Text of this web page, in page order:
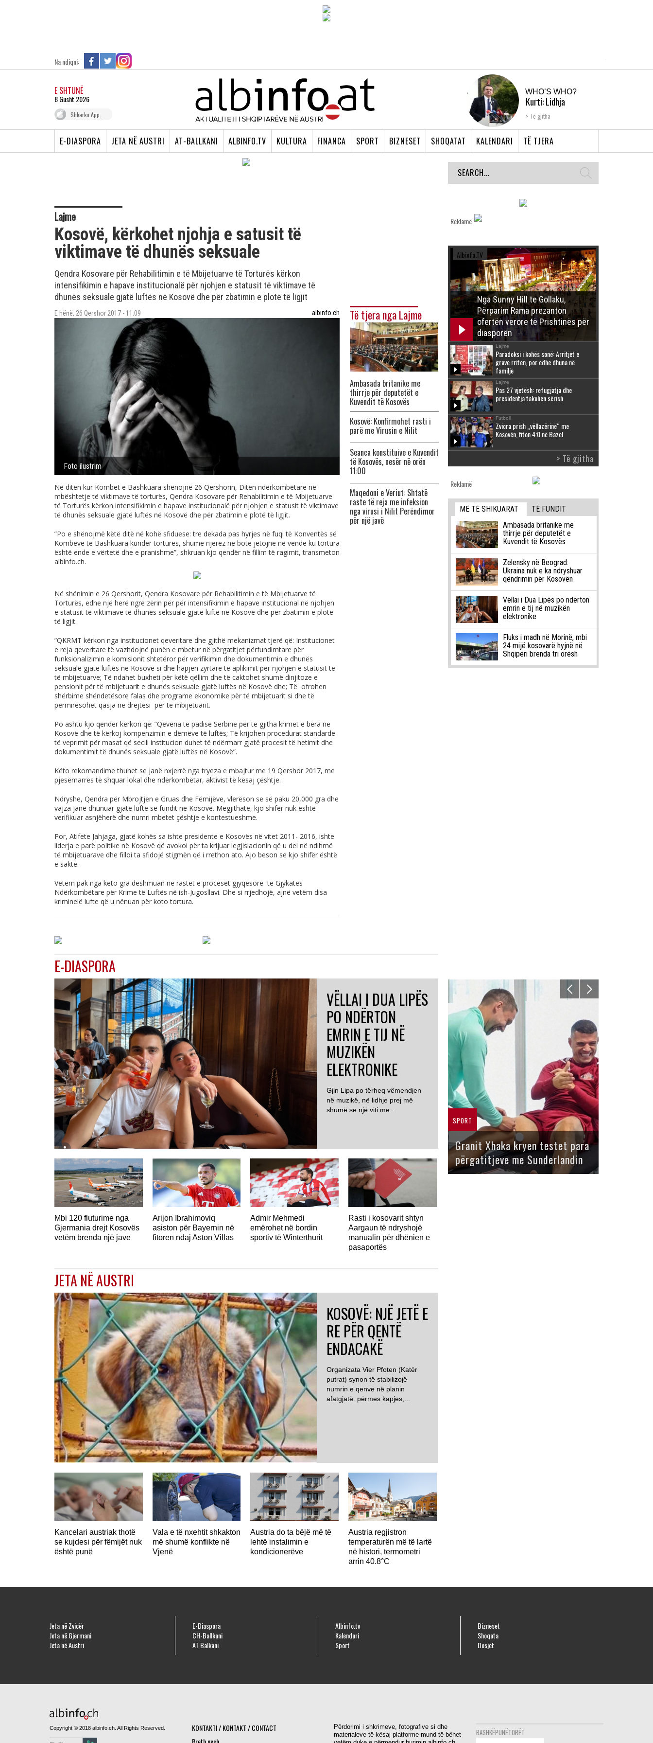
Na ndiqni:
E SHTUNË
8 Gusht 2026
Shkarko App..
WHO’S WHO?
Kurti: Lidhja
Shqiptare e Prizrenit,
Të gjitha
E-DIASPORA JETA NË AUSTRI AT-BALLKANI ALBINFO.TV KULTURA FINANCA SPORT BIZNESET SHOQATAT KALENDARI TË TJERA
Lajme
Kosovë, kërkohet njohja e satusit të
viktimave të dhunës seksuale
Qendra Kosovare për Rehabilitimin e të Mbijetuarve të Torturës kërkon
intensifikimin e hapave institucionalë për njohjen e statusit të viktimave të
dhunës seksuale gjatë luftës në Kosovë dhe për zbatimin e plotë të ligjit
E hënë, 26 Qershor 2017 - 11:09 albinfo.ch
Foto ilustrim
Në ditën kur Kombet e Bashkuara shënojnë 26 Qershorin, Ditën ndërkombëtare në
mbështetje të viktimave të torturës, Qendra Kosovare për Rehabilitimin e të Mbijetuarve
të Torturës kërkon intensifikimin e hapave institucionalë për njohjen e statusit të viktimave
të dhunës seksuale gjatë luftës në Kosovë dhe për zbatimin e plotë të ligjit.
”Po e shënojmë këtë ditë në kohë sfiduese: tre dekada pas hyrjes në fuqi të Konventës së
Kombeve të Bashkuara kundër torturës, shumë njerëz në botë jetojnë në vende ku tortura
është ende e vërtetë dhe e pranishme”, shkruan kjo qendër në fillim të ragimit, transmeton
albinfo.ch.
Në shënimin e 26 Qershorit, Qendra Kosovare për Rehabilitimin e të Mbijetuarve të
Torturës, edhe një herë ngre zërin për për intensifikimin e hapave institucional në njohjen
e statusit të viktimave të dhunës seksuale gjatë luftë në Kosovë dhe për zbatimin e plotë
të ligjit.
”QKRMT kërkon nga institucionet qeveritare dhe gjithë mekanizmat tjerë që: Institucionet
e reja qeveritare të vazhdojnë punën e mbetur në përgatitjet përfundimtare për
funksionalizimin e komisionit shtetëror për verifikimin dhe dokumentimin e dhunës
seksuale gjatë luftës në Kosovë si dhe hapjen zyrtare të aplikimit për njohjen e statusit të
të mbijetuarve; Të ndahet buxheti për këtë qëllim dhe të caktohet shumë dinjitoze e
pensionit për të mbijetuarit e dhunës seksuale gjatë luftës në Kosovë dhe; Të ofrohen
shërbime shëndetësore falas dhe programe ekonomike për të mbijetuarit si dhe të
përmirësohet qasja në drejtësi për të mbijetuarit.
Po ashtu kjo qendër kërkon që: ”Qeveria të padisë Serbinë për të gjitha krimet e bëra në
Kosovë dhe të kërkoj kompenzimin e dëmëve të luftës; Të krijohen procedurat standarde
të veprimit për masat që secili institucion duhet të ndërmarr gjatë procesit të hetimit dhe
dokumentimit të dhunës seksuale gjatë luftës në Kosovë”.
Këto rekomandime thuhet se janë nxjerrë nga tryeza e mbajtur me 19 Qershor 2017, me
pjesëmarrës të shquar lokal dhe ndërkombëtar, aktivist të kësaj çështje.
Ndryshe, Qendra për Mbrojtjen e Gruas dhe Fëmijëve, vlerëson se së paku 20,000 gra dhe
vajza janë dhunuar gjatë luftë së fundit në Kosovë. Megjithatë, kjo shifër nuk është
verifikuar asnjëherë dhe numri mbetet çështje e kontestueshme.
Por, Atifete Jahjaga, gjatë kohës sa ishte presidente e Kosovës në vitet 2011- 2016, ishte
liderja e parë politike në Kosovë që avokoi për ta krijuar legjislacionin që u del në ndihmë
të mbijetuarave dhe filloi ta sfidojë stigmën që i rrethon ato. Ajo beson se kjo shifër është
e saktë.
Vetëm pak nga këto gra dëshmuan në rastet e proceset gjyqësore të Gjykatës
Ndërkombëtare për Krime të Luftës në ish-Jugosllavi. Dhe si rrjedhojë, ajnë vetëm disa
kriminelë lufte që u nënuan për koto tortura.
Të tjera nga Lajme
Ambasada britanike me
thirrje për deputetët e
Kuvendit të Kosovës
Kosovë: Konfirmohet rasti i
parë me Virusin e Nilit
Seanca konstituive e Kuvendit
të Kosovës, nesër në orën
11:00
Maqedoni e Veriut: Shtatë
raste të reja me infeksion
nga virusi i Nilit Perëndimor
për një javë
E-DIASPORA
VËLLAI I DUA LIPËS
PO NDËRTON
EMRIN E TIJ NË
MUZIKËN
ELEKTRONIKE
Gjin Lipa po tërheq vëmendjen
në muzikë, në lidhje prej më
shumë se një viti me...
GJERMANI
Mbi 120 fluturime nga
Gjermania drejt Kosovës
vetëm brenda një jave
Arijon Ibrahimoviq
asiston për Bayernin në
fitoren ndaj Aston Villas
ZVICËR
Admir Mehmedi
emërohet në bordin
sportiv të Winterthurit
Rasti i kosovarit shtyn
Aargaun të ndryshojë
manualin për dhënien e
pasaportës
JETA NË AUSTRI
KOSOVË: NJË JETË E
RE PËR QENTË
ENDACAKË
Organizata Vier Pfoten (Katër
putrat) synon të stabilizojë
numrin e qenve në planin
afatgjatë: përmes kapjes,...
Kancelari austriak thotë
se kujdesi për fëmijët nuk
është punë
Vala e të nxehtit shkakton
më shumë konflikte në
Vjenë
Austria do ta bëjë më të
lehtë instalimin e
kondicionerëve
Austria regjistron
temperaturën më të lartë
në histori, termometri
arrin 40.8°C
Reklamë
Albinfo.TV
Nga Sunny Hill te Gollaku,
Përparim Rama prezanton
ofertën verore të Prishtinës për
diasporën
Lajme
Paradoksi i kohës sonë: Arritjet e
grave rriten, por edhe dhuna në
familje
Lajme
Pas 27 vjetësh: refugjatja dhe
presidentja takohen sërish
Futboll
Zvicra prish „vëllazërinë“ me
Kosovën, fiton 4:0 në Bazel
> Të gjitha
Reklamë
MË TË SHIKUARAT
TË FUNDIT
Ambasada britanike me
thirrje për deputetët e
Kuvendit të Kosovës
Zelensky në Beograd:
Ukraina nuk e ka ndryshuar
qëndrimin për Kosovën
Vëllai i Dua Lipës po ndërton
emrin e tij në muzikën
elektronike
Fluks i madh në Morinë, mbi
24 mijë kosovarë hyjnë në
Shqipëri brenda tri orësh
SPORT
Granit Xhaka kryen testet para
përgatitjeve me Sunderlandin
Jeta në Zvicër
Jeta në Gjermani
Jeta në Austri
E-Diaspora
CH-Ballkani
AT Balkani
Albinfo.tv
Kalendari
Sport
Bizneset
Shoqata
Dosjet
Copyright © 2018 albinfo.ch. All Rights Reserved.
KONTAKTI / KONTAKT / CONTACT
Përdorimi i shkrimeve, fotografive si dhe
materialeve të kësaj platforme mund të bëhet
BASHKËPUNËTORËT